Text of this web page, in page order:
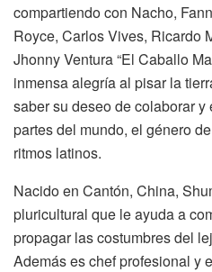
compartiendo con Nacho,
Royce, Carlos Vives, Ricardo
Jhonny Ventura “El Caballo
inmensa alegría al pisar la
saber su deseo de colaborar
partes del mundo, el género
ritmos latinos.
Nacido en Cantón, China,
pluricultural que le ayuda a
propagar las costumbres del
Además es chef profesional y